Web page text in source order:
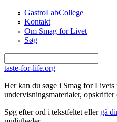
Gå til hovedindhold
GastroLabCollege
Kontakt
Om Smag for Livet
Søg
taste-for-life.org
Her kan du søge i Smag for Livets
undervisningsmaterialer, opskrifter
Søg efter ord i tekstfeltet eller gå